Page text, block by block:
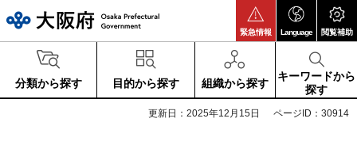
緊急情報 Language 閲覧補助
分類から探す 目的から探す 組織から探す
キーワードから
探す
更新日：2025年12月15日 ページID：30914